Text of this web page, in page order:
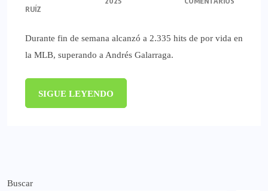
RUÍZ
Durante fin de semana alcanzó a 2.335 hits de por vida en
la MLB, superando a Andrés Galarraga.
SIGUE LEYENDO
Buscar